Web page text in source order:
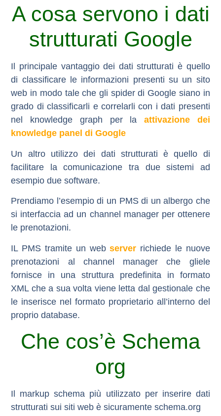
A cosa servono i dati
strutturati Google
Il principale vantaggio dei dati strutturati è quello
di classificare le informazioni presenti su un sito
web in modo tale che gli spider di Google siano in
grado di classificarli e correlarli con i dati presenti
nel knowledge graph per la attivazione dei
knowledge panel di Google
Un altro utilizzo dei dati strutturati è quello di
facilitare la comunicazione tra due sistemi ad
esempio due software.
Prendiamo l’esempio di un PMS di un albergo che
si interfaccia ad un channel manager per ottenere
le prenotazioni.
IL PMS tramite un webserver richiede le nuove
prenotazioni al channel manager che gliele
fornisce in una struttura predefinita in formato
XML che a sua volta viene letta dal gestionale che
le inserisce nel formato proprietario all’interno del
proprio database.
Che cos’è Schema
org
Il markup schema più utilizzato per inserire dati
strutturati sui siti web è sicuramente schema.org